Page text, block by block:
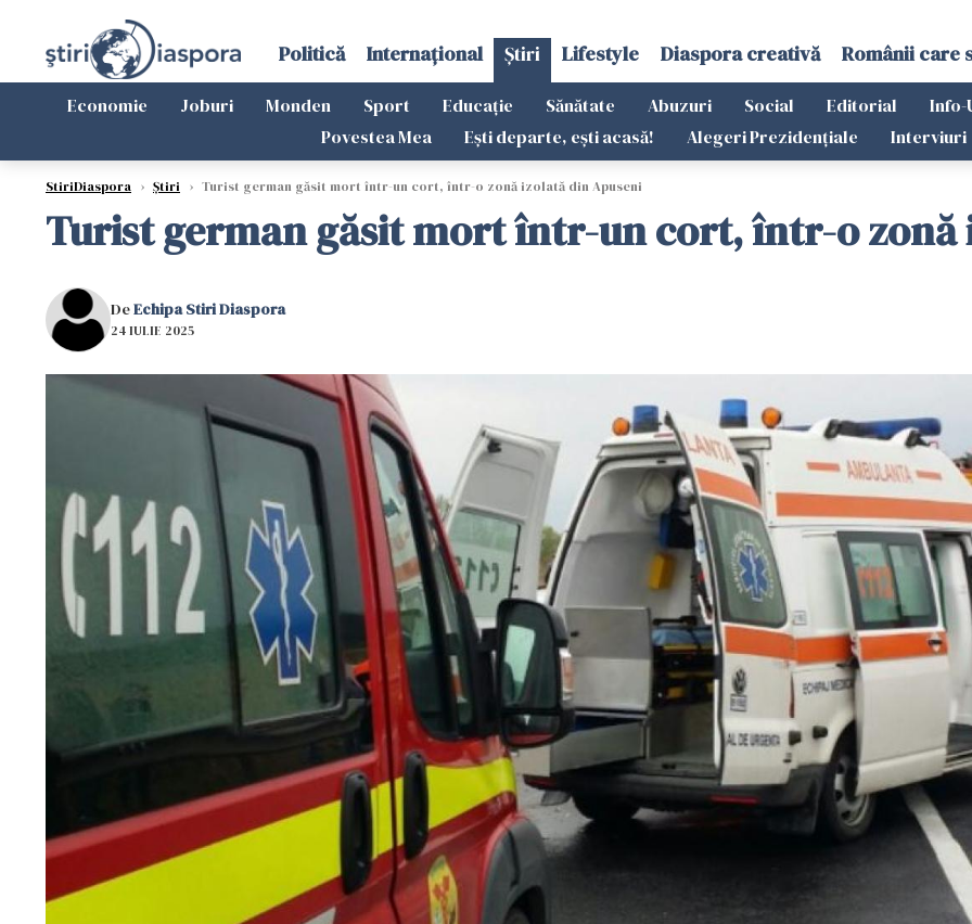
Politică Internațional Știri Lifestyle Diaspora creativă Românii care
Economie Joburi Monden Sport Educație Sănătate Abuzuri Social Editorial Info-
Povestea Mea
Ești departe, ești acasă! Alegeri Prezidențiale Interviuri
StiriDiaspora › Știri › Turist german găsit mort într-un cort, într-o zonă izolată din Apuseni
Turist german găsit mort într-un cort, într-o zonă
DeEchipa Stiri Diaspora
24 IULIE 2025